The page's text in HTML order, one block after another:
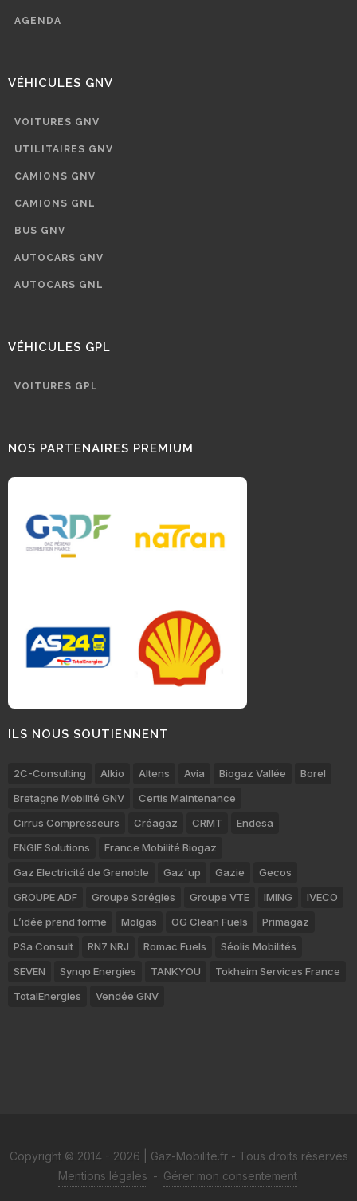
AGENDA
VÉHICULES GNV
VOITURES GNV
UTILITAIRES GNV
CAMIONS GNV
CAMIONS GNL
BUS GNV
AUTOCARS GNV
AUTOCARS GNL
VÉHICULES GPL
VOITURES GPL
NOS PARTENAIRES PREMIUM
ILS NOUS SOUTIENNENT
2C-Consulting Alkio Altens Avia Biogaz Vallée
Borel
Bretagne Mobilité GNV
Certis Maintenance
Cirrus Compresseurs
Créagaz CRMT
Endesa
ENGIE Solutions
France Mobilité Biogaz
Gaz Electricité de Grenoble
Gaz'up Gazie
Gecos
GROUPE ADF
Groupe Sorégies Groupe VTE IMING
IVECO
L’idée prend forme
Molgas OG Clean Fuels
Primagaz
PSa Consult
RN7 NRJ Romac Fuels
Séolis Mobilités
SEVEN
Synqo Energies TANKYOU
Tokheim Services France
TotalEnergies
Vendée GNV
Copyright © 2014 - 2026 | Gaz-Mobilite.fr - Tous droits réservés
Mentions légales - Gérer mon consentement